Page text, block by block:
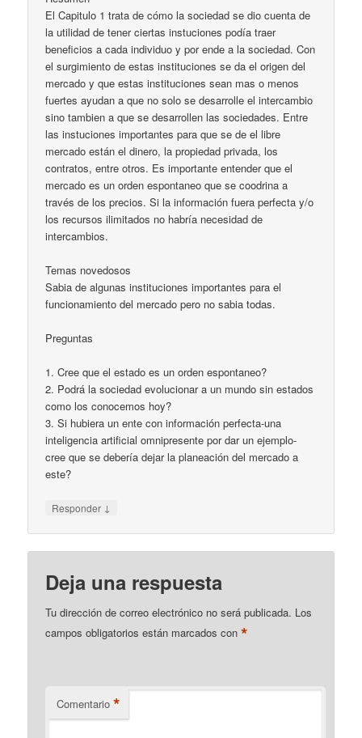
El Capitulo 1 trata de cómo la sociedad se dio cuenta de
la utilidad de tener ciertas instuciones podía traer
beneficios a cada individuo y por ende a la sociedad. Con
el surgimiento de estas instituciones se da el origen del
mercado y que estas instituciones sean mas o menos
fuertes ayudan a que no solo se desarrolle el intercambio
sino tambien a que se desarrollen las sociedades. Entre
las instuciones importantes para que se de el libre
mercado están el dinero, la propiedad privada, los
contratos, entre otros. Es importante entender que el
mercado es un orden espontaneo que se coodrina a
través de los precios. Si la información fuera perfecta y/o
los recursos ilimitados no habría necesidad de
intercambios.
Temas novedosos
Sabia de algunas instituciones importantes para el
funcionamiento del mercado pero no sabia todas.
Preguntas
1. Cree que el estado es un orden espontaneo?
2. Podrá la sociedad evolucionar a un mundo sin estados
como los conocemos hoy?
3. Si hubiera un ente con información perfecta-una
inteligencia artificial omnipresente por dar un ejemplo-
cree que se debería dejar la planeación del mercado a
este?
Responder ↓
Deja una respuesta
Tu dirección de correo electrónico no será publicada. Los
campos obligatorios están marcados con*
Comentario *